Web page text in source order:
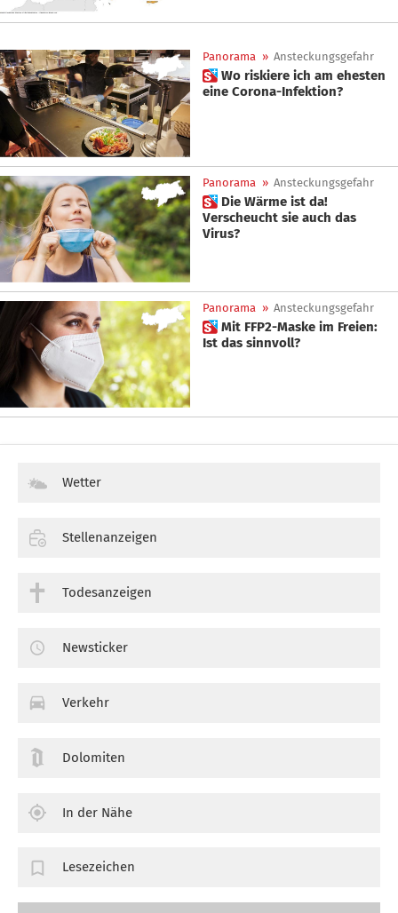
Panorama » Ansteckungsgefahr
 Wo riskiere ich am ehesten
eine Corona-Infektion?
Panorama » Ansteckungsgefahr
 Die Wärme ist da!
Verscheucht sie auch das
Virus?
Panorama » Ansteckungsgefahr
 Mit FFP2-Maske im Freien:
Ist das sinnvoll?
Wetter
Stellenanzeigen
Todesanzeigen
Newsticker
Verkehr
Dolomiten
In der Nähe
Lesezeichen